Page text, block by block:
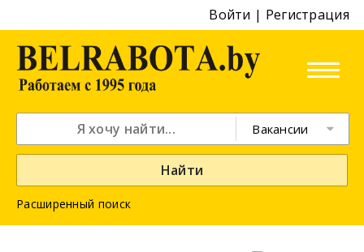
Войти | Регистрация
Вакансии
Найти
Расширенный поиск